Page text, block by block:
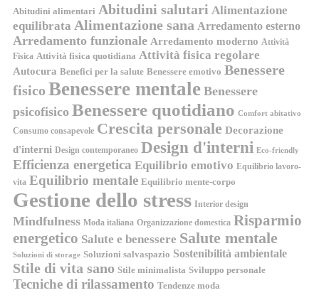
Abitudini alimentari Abitudini salutari Alimentazione
equilibrata Alimentazione sana Arredamento esterno
Arredamento funzionale Arredamento moderno Attività
Fisica Attività fisica quotidiana Attività fisica regolare
Autocura Benefici per la salute Benessere emotivo Benessere
fisico Benessere mentale Benessere
psicofisico Benessere quotidiano Comfort abitativo
Consumo consapevole Crescita personale Decorazione
d'interni Design contemporaneo Design d'interni Eco-friendly
Efficienza energetica Equilibrio emotivo Equilibrio lavoro-
vita Equilibrio mentale Equilibrio mente-corpo
Gestione dello stress Interior design
Mindfulness Moda italiana Organizzazione domestica Risparmio
energetico Salute e benessere Salute mentale
Soluzioni di storage Soluzioni salvaspazio Sostenibilità ambientale
Stile di vita sano Stile minimalista Sviluppo personale
Tecniche di rilassamento Tendenze moda